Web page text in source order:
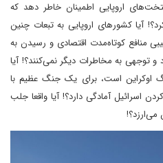
اروپایی اطمینان خاطر دهد که
آیا کشورهای اروپایی به تبعات چنین
منافع کوتاه‌مدت اقتصادی و رسیدن به
و توجهی به مخاطرات دیگر نمی‌کنند؟! آیا
اوکراین است، برای یک جنگ عظیم با
اسرائیل آمادگی دارد؟! آیا واقعا جلب
می‌ارزد؟!